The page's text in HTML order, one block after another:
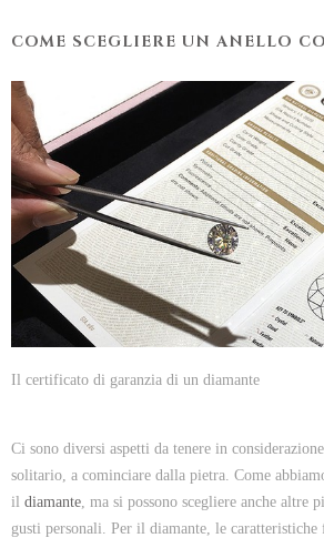
COME SCEGLIERE UN ANELLO
Il certificato di garanzia di un diamante
Ci sono diversi aspetti da tenere in
solitario, a cominciare dalla pietra. Come
il diamante , ma si possono scegliere anche altre
gusti personali. Per il diamante, le caratteristiche